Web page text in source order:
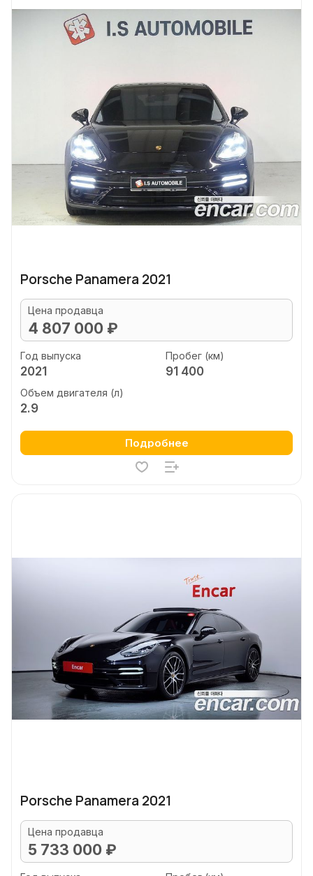
Porsche Panamera 2021
Цена продавца
4 807 000 ₽
Год выпуска
2021
Пробег (км)
91 400
Объем двигателя (л)
2.9
Подробнее
Porsche Panamera 2021
Цена продавца
5 733 000 ₽